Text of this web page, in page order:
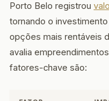
Porto Belo registrou
tornando o
opções mais rentáveis
avalia
fatores-chave são: